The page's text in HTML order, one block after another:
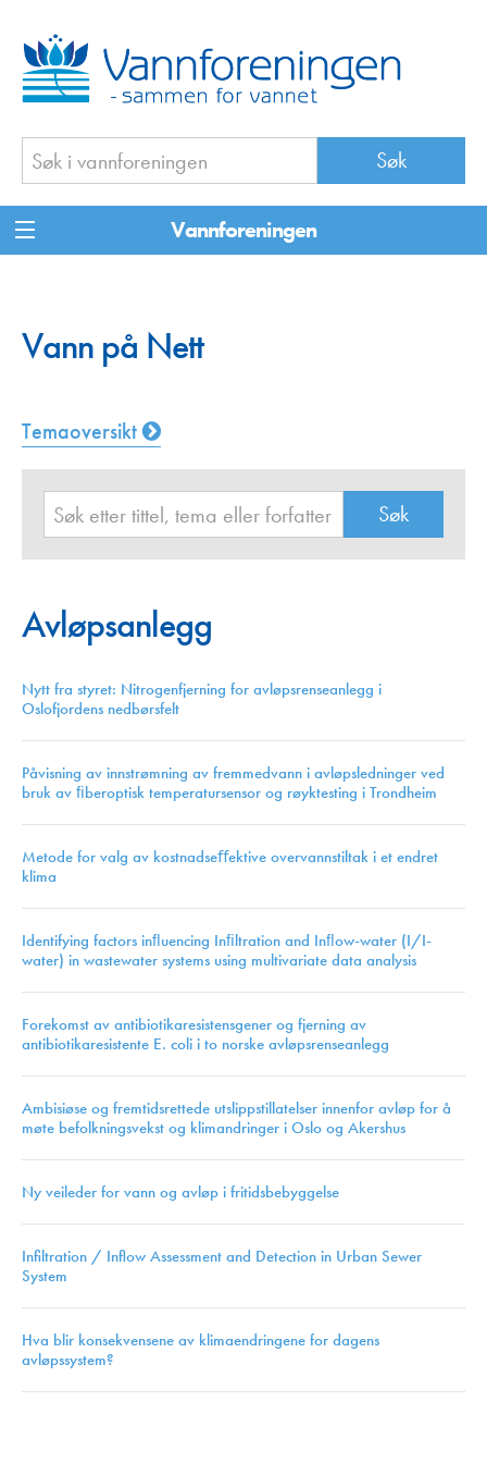
Vannforeningen
Vann på Nett
Temaoversikt
Avløpsanlegg
Nytt fra styret: Nitrogenfjerning for avløpsrenseanlegg i
Oslofjordens nedbørsfelt
Påvisning av innstrømning av fremmedvann i avløpsledninger ved
bruk av ﬁberoptisk temperatursensor og røyktesting i Trondheim
Metode for valg av kostnadseﬀektive overvannstiltak i et endret
klima
Identifying factors inﬂuencing Inﬁltration and Inﬂow-water (I/I-
water) in wastewater systems using multivariate data analysis
Forekomst av antibiotikaresistensgener og fjerning av
antibiotikaresistente E. coli i to norske avløpsrenseanlegg
Ambisiøse og fremtidsrettede utslippstillatelser innenfor avløp for å
møte befolkningsvekst og klimandringer i Oslo og Akershus
Ny veileder for vann og avløp i fritidsbebyggelse
Infiltration / Inflow Assessment and Detection in Urban Sewer
System
Hva blir konsekvensene av klimaendringene for dagens
avløpssystem?